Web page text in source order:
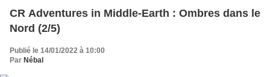
CR Adventures in Middle-Earth : Ombres dans le
Nord (2/5)
Publié le 14/01/2022 à 10:00
Par Nébal